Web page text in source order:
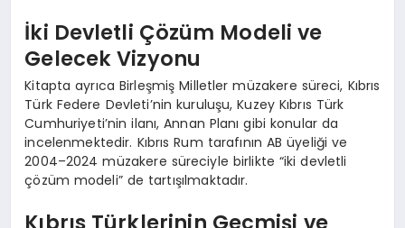
İki Devletli Çözüm Modeli ve
Gelecek Vizyonu
Kitapta ayrıca Birleşmiş Milletler müzakere süreci, Kıbrıs
Türk Federe Devleti’nin kuruluşu, Kuzey Kıbrıs Türk
Cumhuriyeti’nin ilanı, Annan Planı gibi konular da
incelenmektedir. Kıbrıs Rum tarafının AB üyeliği ve
2004–2024 müzakere süreciyle birlikte “iki devletli
çözüm modeli” de tartışılmaktadır.